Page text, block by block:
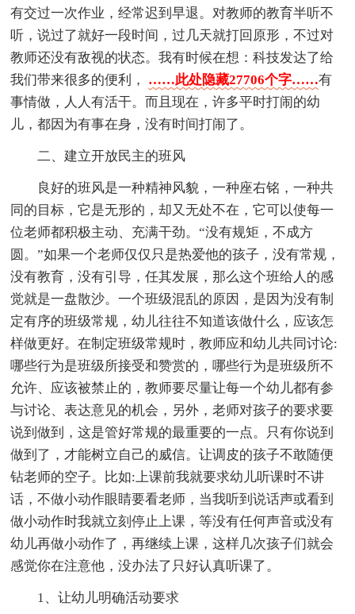
有交过一次作业，经常迟到早退。对教师的教育半听不
听，说过了就好一段时间，过几天就打回原形，不过对
教师还没有敌视的状态。我有时候在想：科技发达了给
我们带来很多的便利， ……此处隐藏27706个字……有
事情做，人人有活干。而且现在，许多平时打闹的幼
儿，都因为有事在身，没有时间打闹了。
二、建立开放民主的班风
良好的班风是一种精神风貌，一种座右铭，一种共
同的目标，它是无形的，却又无处不在，它可以使每一
位老师都积极主动、充满干劲。“没有规矩，不成方
圆。”如果一个老师仅仅只是热爱他的孩子，没有常规，
没有教育，没有引导，任其发展，那么这个班给人的感
觉就是一盘散沙。一个班级混乱的原因，是因为没有制
定有序的班级常规，幼儿往往不知道该做什么，应该怎
样做更好。在制定班级常规时，教师应和幼儿共同讨论:
哪些行为是班级所接受和赞赏的，哪些行为是班级所不
允许、应该被禁止的，教师要尽量让每一个幼儿都有参
与讨论、表达意见的机会，另外，老师对孩子的要求要
说到做到，这是管好常规的最重要的一点。只有你说到
做到了，才能树立自己的威信。让调皮的孩子不敢随便
钻老师的空子。比如:上课前我就要求幼儿听课时不讲
话，不做小动作眼睛要看老师，当我听到说话声或看到
做小动作时我就立刻停止上课，等没有任何声音或没有
幼儿再做小动作了，再继续上课，这样几次孩子们就会
感觉你在注意他，没办法了只好认真听课了。
1、让幼儿明确活动要求